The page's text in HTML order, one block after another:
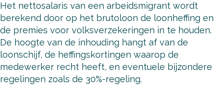
Het nettosalaris van een arbeidsmigrant wordt
berekend door op het brutoloon de loonheffing en
de premies voor volksverzekeringen in te houden.
De hoogte van de inhouding hangt af van de
loonschijf, de heffingskortingen waarop de
medewerker recht heeft, en eventuele bijzondere
regelingen zoals de 30%-regeling.